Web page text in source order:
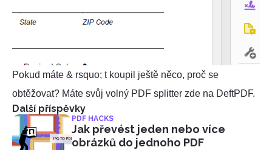
Pokud máte & rsquo; t koupil ještě něco, proč se
obtěžovat? Máte svůj volný PDF splitter zde na DeftPDF.
Další příspěvky
PDF HACKS
Jak převést jeden nebo více
obrázků do jednoho PDF